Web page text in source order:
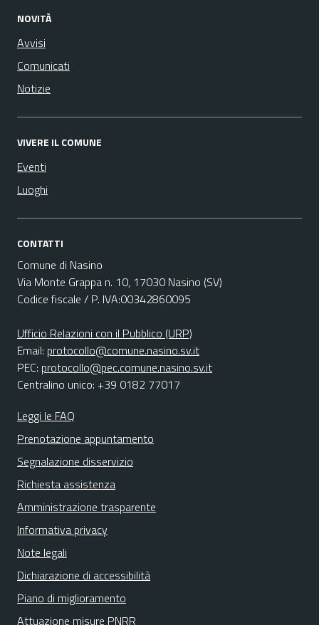
NOVITÀ
Avvisi
Comunicati
Notizie
VIVERE IL COMUNE
Eventi
Luoghi
CONTATTI
Comune di Nasino
Via Monte Grappa n. 10, 17030 Nasino (SV)
Codice fiscale / P. IVA:00342860095
Ufficio Relazioni con il Pubblico (URP)
Email: protocollo@comune.nasino.sv.it
PEC: protocollo@pec.comune.nasino.sv.it
Centralino unico: +39 0182 77017
Leggi le FAQ
Prenotazione appuntamento
Segnalazione disservizio
Richiesta assistenza
Amministrazione trasparente
Informativa privacy
Note legali
Dichiarazione di accessibilità
Piano di miglioramento
Attuazione misure PNRR